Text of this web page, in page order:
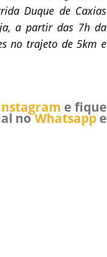
Duque de Caxias
a partir das 7h da
no trajeto de 5km e
e fique
noWhatsappe